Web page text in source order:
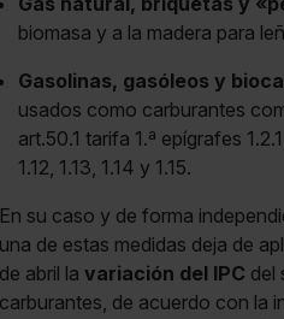
biomasa y a la madera para
Gasolinas, gasóleos y
usados como carburantes
art.50.1 tarifa 1.ª epígrafes
1.12, 1.13, 1.14 y 1.15.
En su caso y de forma
una de estas medidas deja de
de abril la variación del IPC del
carburantes, de acuerdo con la